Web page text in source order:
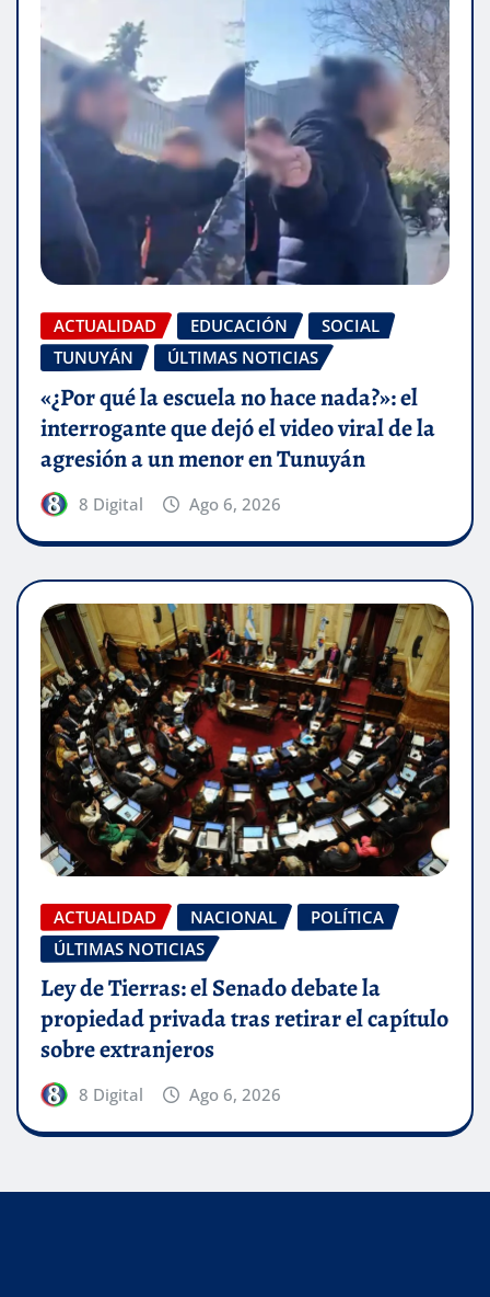
ACTUALIDAD EDUCACIÓN
SOCIAL
TUNUYÁN
ÚLTIMAS NOTICIAS
«¿Por qué la escuela no hace nada?»: el
interrogante que dejó el video viral de la
agresión a un menor en Tunuyán
8 Digital Ago 6, 2026
ACTUALIDAD NACIONAL
POLÍTICA
ÚLTIMAS NOTICIAS
Ley de Tierras: el Senado debate la
propiedad privada tras retirar el capítulo
sobre extranjeros
8 Digital Ago 6, 2026